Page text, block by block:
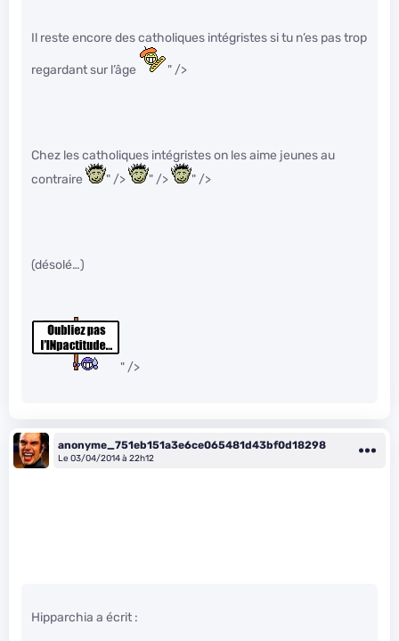
Il reste encore des catholiques intégristes si tu n’es pas trop
regardant sur l’âge " />
Chez les catholiques intégristes on les aime jeunes au
contraire
" /> " /> " />
(désolé…)
" />
anonyme_751eb151a3e6ce065481d43bf0d18298
Le 03/04/2014 à 22h12
Hipparchia a écrit :